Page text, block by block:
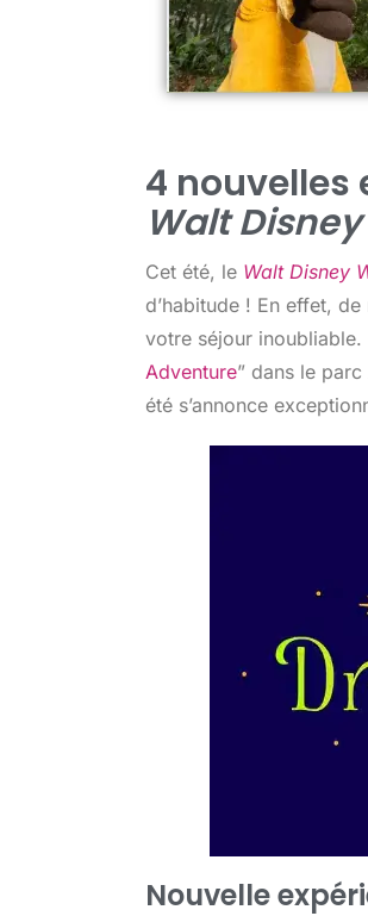
4 nouvelles
Walt
Cet été, le Walt Disney
d’habitude ! En effet,
votre séjour inoubliable.
Adventure” dans le parc
été s’annonce
Nouvelle